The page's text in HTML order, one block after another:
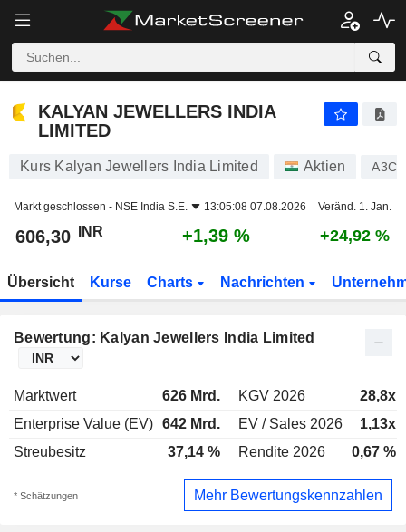
KALYAN JEWELLERS INDIA
LIMITED
Kurs Kalyan Jewellers India Limited Aktien
Markt geschlossen - NSE India S.E. 13:05:08 07.08.2026 Veränd. 1. Jan.
606,30 INR +1,39 % +24,92 %
Übersicht Kurse Charts Nachrichten
Bewertung: Kalyan Jewellers India Limited
Marktwert 626 Mrd. KGV 2026
28,8x
Enterprise Value (EV) 642 Mrd. EV / Sales 2026
1,13x
Streubesitz
37,14 % Rendite 2026 0,67 %
* Schätzungen Mehr Bewertungskennzahlen